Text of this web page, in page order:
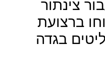
צינתור
ברצועת
בגדה